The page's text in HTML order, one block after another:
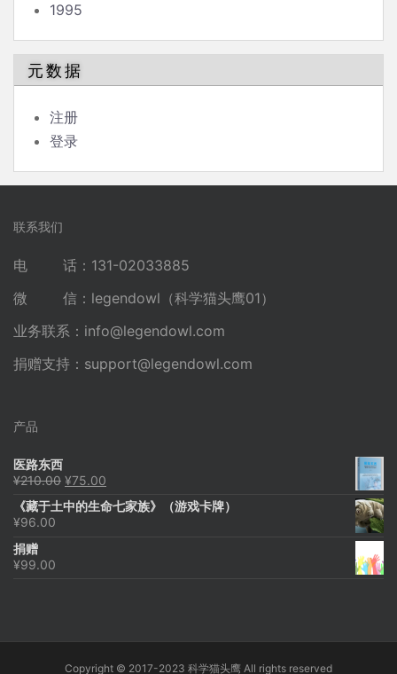
1995
元数据
注册
登录
联系我们
电 话：131-02033885
微 信：legendowl（科学猫头鹰01）
业务联系： info@legendowl.com
捐赠支持： support@legendowl.com
产品
医路东西
¥210.00 原
为：
¥75.00
价
《藏于土中的生命七家族》（游戏卡牌）
¥96.00
捐赠
¥99.00
Copyright © 2017-2023 科学猫头鹰 All rights reserved